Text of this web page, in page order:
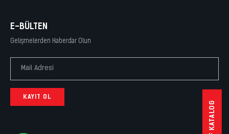
PDF KATALOG
E-BÜLTEN
Gelişmelerden Haberdar Olun
KAYIT OL